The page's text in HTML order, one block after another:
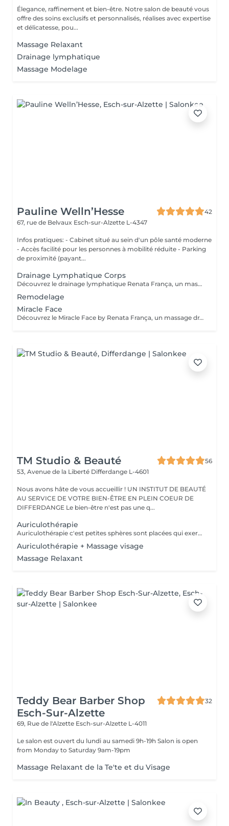
Élegance, raffinement et bien-être. Notre salon de beauté vous
offre des soins exclusifs et personnalisés, réalises avec expertise
et délicatesse, pou...
Massage Relaxant
Drainage lymphatique
Massage Modelage
Pauline Welln’Hesse
42
67, rue de Belvaux Esch-sur-Alzette L-4347
Infos pratiques: - Cabinet situé au sein d'un pôle santé moderne
- Accès facilité pour les personnes à mobilité réduite - Parking
de proximité (payant...
Drainage Lymphatique Corps
Découvrez le drainage lymphatique Renata França, un massage unique aux résultats visibles dès la première séance. Grâce à une technique spécifique et des manuvres rythmées; il favorise l'élimination des toxines, diminue la rétention d'eau, sculpte la silhouette et procure une profonde sensation de bien-être. Prenez soin de votre corps et ressentez un véritable renouveau! Contre-indications: phlébites, troubles cardiaques, maladies graves, infections en cours, grossesse sans avis médical. Fréquence recommandée: La fréquence des soins va dépendre de votre métabolisme, ainsi que de vos attentes. Un bilan sera fait lors de notre 1er rendez-vous afin de répondre au mieux à vos besoins.
Remodelage
Miracle Face
Découvrez le Miracle Face by Renata França, un massage drainant du visage à l'effet liftant naturel. Grâce à des techniques exclusives, il dégonfle, redessine et illumine votre visage dès la première séance. Fréquence recommandée: En cure: 1 à 2 séances par semaine pendant 4 semaines pour un effet liftant et drainant maximal En entretien: 1 séance toutes les 3 à 4 semaines pour conserver l'éclat et la tonicité Ponctuellement: avant un évènement, pour un effet bonne mine immédiat
TM Studio & Beauté
56
53, Avenue de la Liberté Differdange L-4601
Nous avons hâte de vous accueillir ! UN INSTITUT DE BEAUTÉ
AU SERVICE DE VOTRE BIEN-ÊTRE EN PLEIN COEUR DE
DIFFERDANGE Le bien-être n'est pas une q...
Auriculothérapie
Auriculothérapie c'est petites sphères sont placées qui exercent une pression aux points réflexes de l'oreille. Ils peuvent aider à soulager la douleur, l'anxiété, le stress, inconfort, syndrome prémenstruel, entre autres
Auriculothérapie + Massage visage
Massage Relaxant
Teddy Bear Barber Shop
Esch-Sur-Alzette
32
69, Rue de l'Alzette Esch-sur-Alzette L-4011
Le salon est ouvert du lundi au samedi 9h-19h Salon is open
from Monday to Saturday 9am-19pm
Massage Relaxant de la Te'te et du Visage